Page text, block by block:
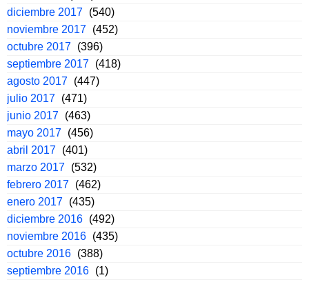
diciembre 2017 (540)
noviembre 2017 (452)
octubre 2017 (396)
septiembre 2017 (418)
agosto 2017 (447)
julio 2017 (471)
junio 2017 (463)
mayo 2017 (456)
abril 2017 (401)
marzo 2017 (532)
febrero 2017 (462)
enero 2017 (435)
diciembre 2016 (492)
noviembre 2016 (435)
octubre 2016 (388)
septiembre 2016 (1)